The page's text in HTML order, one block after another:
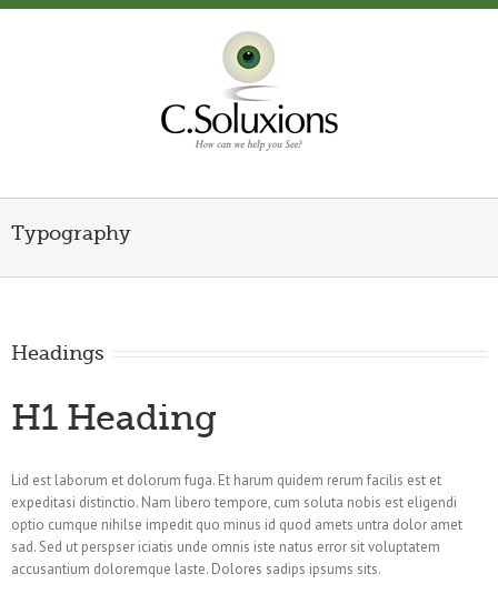
Typography
Headings
H1 Heading
Lid est laborum et dolorum fuga. Et harum quidem rerum facilis est et
expeditasi distinctio. Nam libero tempore, cum soluta nobis est eligendi
optio cumque nihilse impedit quo minus id quod amets untra dolor amet
sad. Sed ut perspser iciatis unde omnis iste natus error sit voluptatem
accusantium doloremque laste. Dolores sadips ipsums sits.